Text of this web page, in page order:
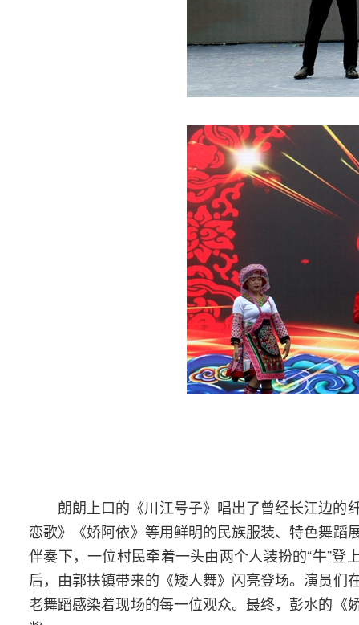
朗朗上口的《川江号子》唱出了曾经长江边的
恋歌》《娇阿依》等用鲜明的民族服装、特色舞
伴奏下，一位村民牵着一头由两个人装扮的“牛”
后，由郭扶镇带来的《矮人舞》闪亮登场。演员
老舞蹈感染着现场的每一位观众。最终，彭水的《